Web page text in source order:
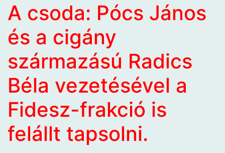
A csoda: Pócs János
és a cigány
származású Radics
Béla vezetésével a
Fidesz-frakció is
felállt tapsolni.